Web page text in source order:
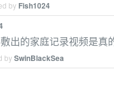
by Fish1024
出的家庭记录视频是真
bySwinBlackSea